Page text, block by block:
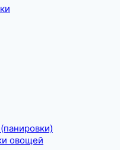
овощей